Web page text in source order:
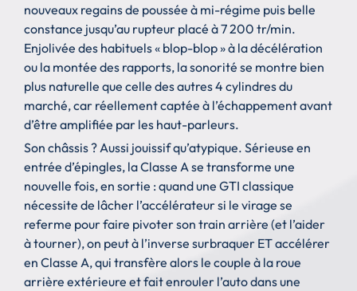
nouveaux regains de poussée à mi-régime puis belle
constance jusqu’au rupteur placé à 7 200 tr/min.
Enjolivée des habituels « blop-blop » à la décélération
ou la montée des rapports, la sonorité se montre bien
plus naturelle que celle des autres 4 cylindres du
marché, car réellement captée à l’échappement avant
d’être amplifiée par les haut-parleurs.
Son châssis ? Aussi jouissif qu’atypique. Sérieuse en
entrée d’épingles, la Classe A se transforme une
nouvelle fois, en sortie : quand une GTI classique
nécessite de lâcher l’accélérateur si le virage se
referme pour faire pivoter son train arrière (et l’aider
à tourner), on peut à l’inverse surbraquer ET accélérer
en Classe A, qui transfère alors le couple à la roue
arrière extérieure et fait enrouler l’auto dans une